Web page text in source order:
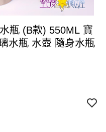
瓶 (B款) 550ML 寶
水瓶 水壺 隨身水瓶